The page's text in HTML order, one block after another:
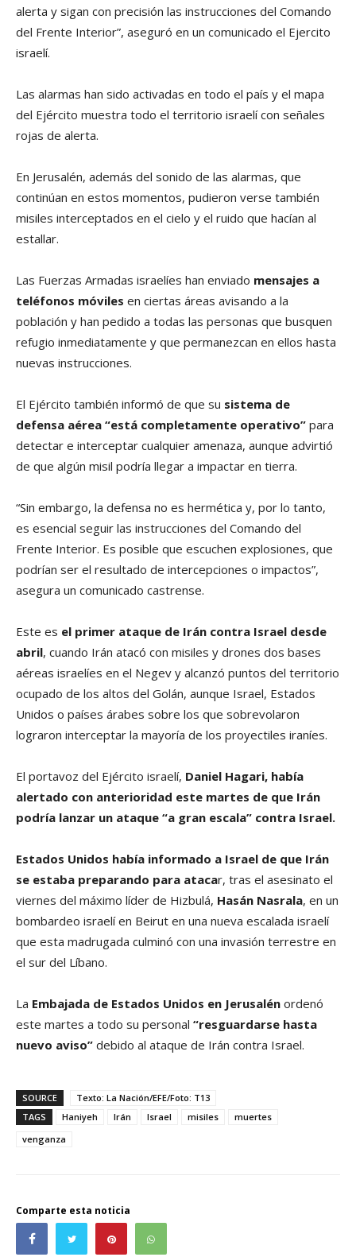
alerta y sigan con precisión las instrucciones del Comando
del Frente Interior”, aseguró en un comunicado el Ejercito
israelí.
Las alarmas han sido activadas en todo el país y el mapa
del Ejército muestra todo el territorio israelí con señales
rojas de alerta.
En Jerusalén, además del sonido de las alarmas, que
continúan en estos momentos, pudieron verse también
misiles interceptados en el cielo y el ruido que hacían al
estallar.
Las Fuerzas Armadas israelíes han enviado mensajes a
teléfonos móviles en ciertas áreas avisando a la
población y han pedido a todas las personas que busquen
refugio inmediatamente y que permanezcan en ellos hasta
nuevas instrucciones.
El Ejército también informó de que su sistema de
defensa aérea “está completamente operativo” para
detectar e interceptar cualquier amenaza, aunque advirtió
de que algún misil podría llegar a impactar en tierra.
“Sin embargo, la defensa no es hermética y, por lo tanto,
es esencial seguir las instrucciones del Comando del
Frente Interior. Es posible que escuchen explosiones, que
podrían ser el resultado de intercepciones o impactos”,
asegura un comunicado castrense.
Este es el primer ataque de Irán contra Israel desde
abril, cuando Irán atacó con misiles y drones dos bases
aéreas israelíes en el Negev y alcanzó puntos del territorio
ocupado de los altos del Golán, aunque Israel, Estados
Unidos o países árabes sobre los que sobrevolaron
lograron interceptar la mayoría de los proyectiles iraníes.
El portavoz del Ejército israelí, Daniel Hagari, había
alertado con anterioridad este martes de que Irán
podría lanzar un ataque “a gran escala” contra Israel.
Estados Unidos había informado a Israel de que Irán
se estaba preparando para atacar, tras el asesinato el
viernes del máximo líder de Hizbulá, Hasán Nasrala, en un
bombardeo israelí en Beirut en una nueva escalada israelí
que esta madrugada culminó con una invasión terrestre en
el sur del Líbano.
La Embajada de Estados Unidos en Jerusalén ordenó
este martes a todo su personal “resguardarse hasta
nuevo aviso” debido al ataque de Irán contra Israel.
SOURCE
Texto: La Nación/EFE/Foto: T13
TAGS
Haniyeh Irán Israel misiles
muertes
venganza
Comparte esta noticia